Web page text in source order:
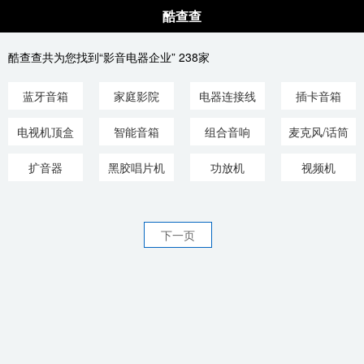
酷查查
酷查查共为您找到“影音电器企业” 238家
蓝牙音箱 家庭影院 电器连接线 插卡音箱
电视机顶盒 智能音箱 组合音响 麦克风/话筒
扩音器 黑胶唱片机 功放机 视频机
下一页